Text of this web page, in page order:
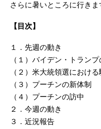
さらに暑いところに行きま
【目次】
１．先週の動き
（１）バイデン・トラン
（２）米大統領選におけ
（３）プーチンの新体制
（４）プーチンの訪中
２．今週の動き
３．近況報告